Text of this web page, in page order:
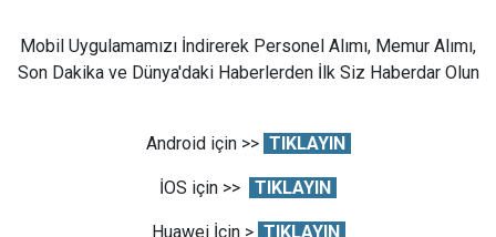
Mobil Uygulamamızı İndirerek Personel Alımı, Memur Alımı,
Son Dakika ve Dünya'daki Haberlerden İlk Siz Haberdar Olun
Android için >> TIKLAYIN
İOS için >> TIKLAYIN
Huawei İçin > TIKLAYIN